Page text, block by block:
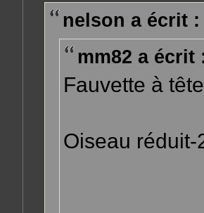
g
nelson a écrit :
mm82 a écrit
Fauvette à
Oiseau réduit-